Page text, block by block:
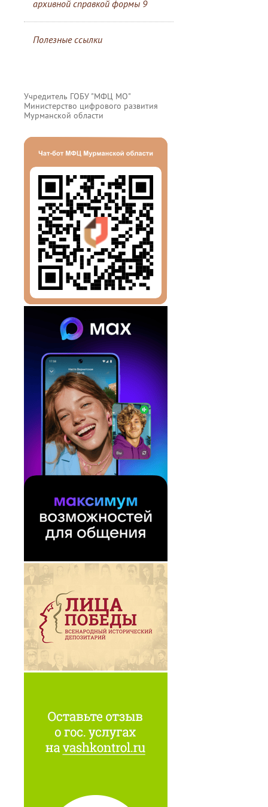
архивной справкой формы 9
Полезные ссылки
Учредитель ГОБУ "МФЦ МО"
Министерство цифрового развития
Мурманской области